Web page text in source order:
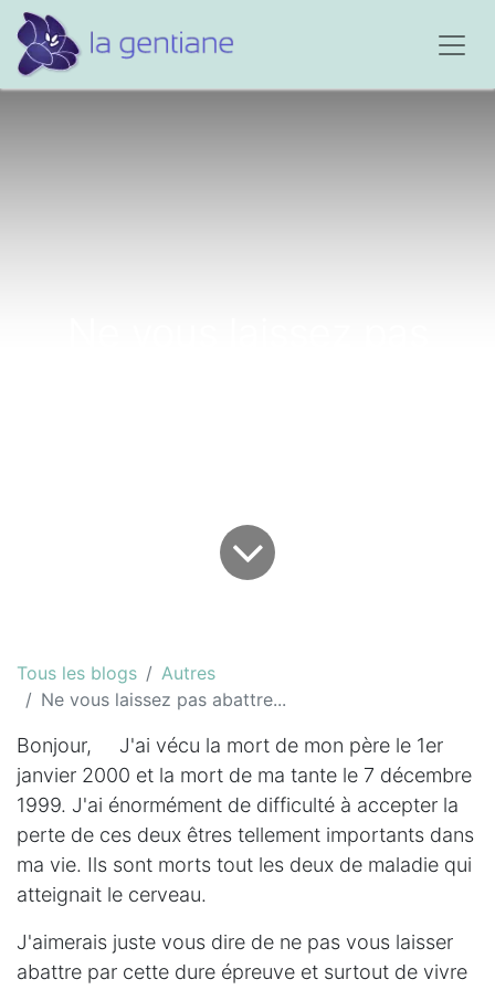
Tous les blogs
Autres
Ne vous laissez pas abattre...
Bonjour, J'ai vécu la mort de mon père le 1er
janvier 2000 et la mort de ma tante le 7 décembre
1999. J'ai énormément de difficulté à accepter la
perte de ces deux êtres tellement importants dans
ma vie. Ils sont morts tout les deux de maladie qui
atteignait le cerveau.
J'aimerais juste vous dire de ne pas vous laisser
abattre par cette dure épreuve et surtout de vivre